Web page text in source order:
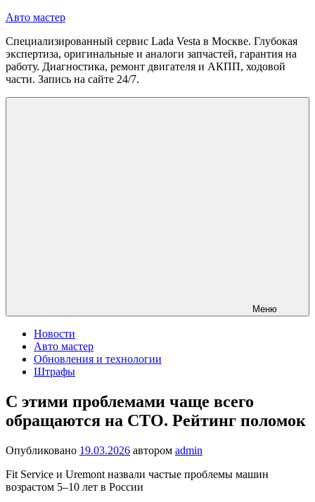
Перейти
содержимому
Авто мастер
Специализированный сервис Lada Vesta в Москве. Глубокая
экспертиза, оригинальные и аналоги запчастей, гарантия на
работу. Диагностика, ремонт двигателя и АКПП, ходовой
части. Запись на сайте 24/7.
Меню
Новости
Авто мастер
Обновления и технологии
Штрафы
С этими проблемами чаще всего
обращаются на СТО. Рейтинг поломок
Опубликовано 19.03.2026 автором admin
Fit Service и Uremont назвали частые проблемы машин
возрастом 5–10 лет в России